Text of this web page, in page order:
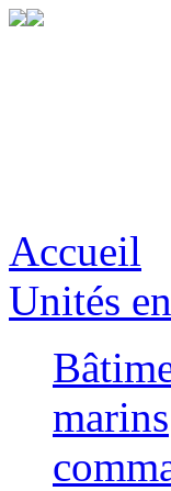
Accueil
Unités
marins